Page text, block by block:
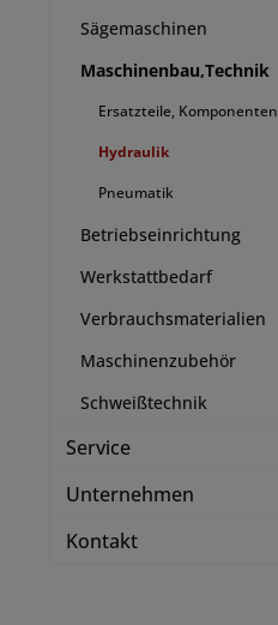
Sägemaschinen
Maschinenbau,Technik
Ersatzteile, Komponenten
Hydraulik
Pneumatik
Betriebseinrichtung
Werkstattbedarf
Verbrauchsmaterialien
Maschinenzubehör
Schweißtechnik
Service
Unternehmen
Kontakt